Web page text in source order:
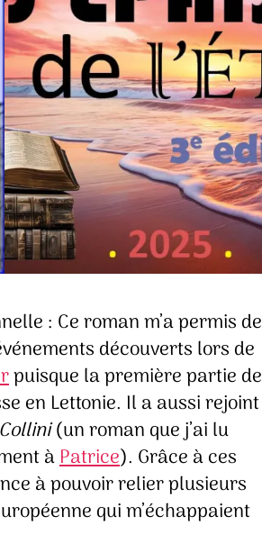
: Ce roman m’a permis de
découverts lors de
puisque la première partie de
en Lettonie. Il a aussi rejoint
(un roman que j’ai lu
àPatrice). Grâce à ces
à pouvoir relier plusieurs
qui m’échappaient